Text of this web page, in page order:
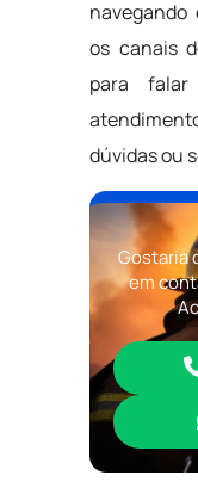
os canais
para falar
dúvidas ou
Gostaria
em